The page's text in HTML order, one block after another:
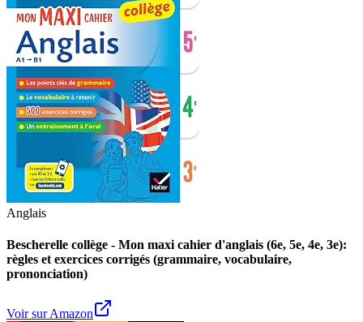
Anglais
Bescherelle collège - Mon maxi cahier d'anglais (6e, 5e, 4e, 3e):
règles et exercices corrigés (grammaire, vocabulaire,
prononciation)
Voir sur Amazon